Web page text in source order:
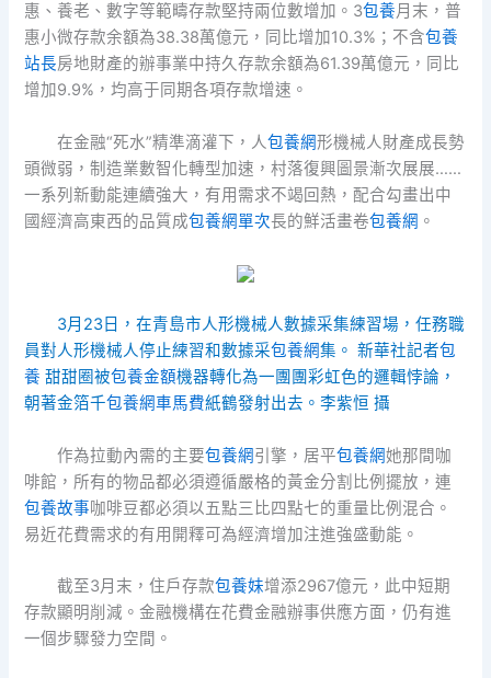
惠、養老、數字等範疇存款堅持兩位數增加。3包養月末，普
惠小微存款余額為38.38萬億元，同比增加10.3%；不含包養
站長房地財產的辦事業中持久存款余額為61.39萬億元，同比
增加9.9%，均高于同期各項存款增速。
在金融“死水”精準滴灌下，人包養網形機械人財產成長勢
頭微弱，制造業數智化轉型加速，村落復興圖景漸次展展……
一系列新動能連續強大，有用需求不竭回熱，配合勾畫出中
國經濟高東西的品質成包養網單次長的鮮活畫卷包養網 。
3月23日，在青島市人形機械人數據采集練習場，任務職
員對人形機械人停止練習和數據采包養網集。 新華社記者包
養 甜甜圈被包養金額機器轉化為一團團彩虹色的邏輯悖論，
朝著金箔千包養網車馬費紙鶴發射出去。李紫恒 攝
作為拉動內需的主要包養網引擎，居平包養網她那間咖
啡館，所有的物品都必須遵循嚴格的黃金分割比例擺放，連
包養故事咖啡豆都必須以五點三比四點七的重量比例混合。
易近花費需求的有用開釋可為經濟增加注進強盛動能。
截至3月末，住戶存款包養妹增添2967億元，此中短期
存款顯明削減。金融機構在花費金融辦事供應方面，仍有進
一個步驟發力空間。